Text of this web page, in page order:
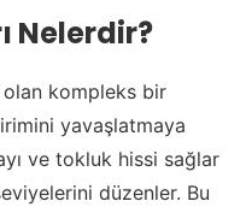
Nelerdir?
olan kompleks bir
yavaşlatmaya
ve tokluk hissi sağlar
düzenler. Bu